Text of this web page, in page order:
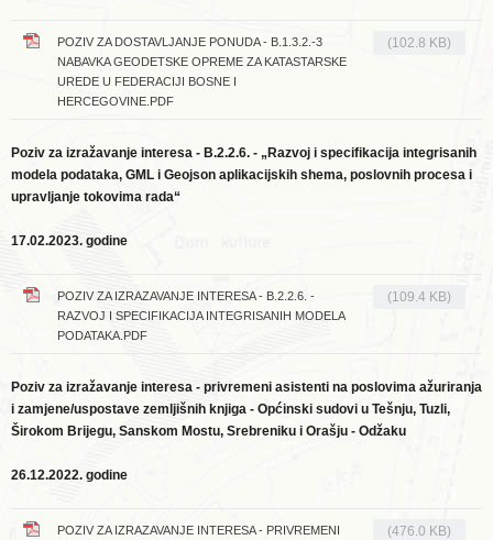
POZIV ZA DOSTAVLJANJE PONUDA - B.1.3.2.-3
NABAVKA GEODETSKE OPREME ZA KATASTARSKE
UREDE U FEDERACIJI BOSNE I
HERCEGOVINE.PDF
(102.8 KB)
Poziv za izražavanje interesa - B.2.2.6. - „Razvoj i specifikacija integrisanih
modela podataka, GML i Geojson aplikacijskih shema, poslovnih procesa i
upravljanje tokovima rada“
17.02.2023. godine
POZIV ZA IZRAZAVANJE INTERESA - B.2.2.6. -
RAZVOJ I SPECIFIKACIJA INTEGRISANIH MODELA
PODATAKA.PDF
(109.4 KB)
Poziv za izražavanje interesa - privremeni asistenti na poslovima ažuriranja
i zamjene/uspostave zemljišnih knjiga - Općinski sudovi u Tešnju, Tuzli,
Širokom Brijegu, Sanskom Mostu, Srebreniku i Orašju - Odžaku
26.12.2022. godine
POZIV ZA IZRAZAVANJE INTERESA - PRIVREMENI
(476.0 KB)